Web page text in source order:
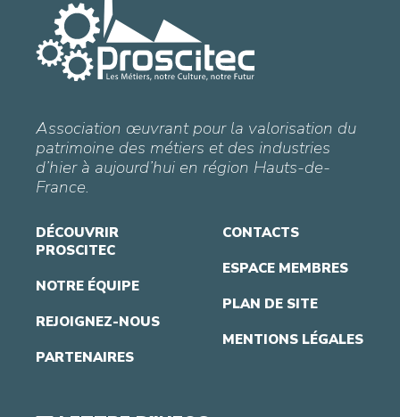
Association œuvrant pour la valorisation du
patrimoine des métiers et des industries
d’hier à aujourd’hui en région Hauts-de-
France.
DÉCOUVRIR
PROSCITEC
NOTRE ÉQUIPE
REJOIGNEZ-NOUS
PARTENAIRES
CONTACTS
ESPACE MEMBRES
PLAN DE SITE
MENTIONS LÉGALES